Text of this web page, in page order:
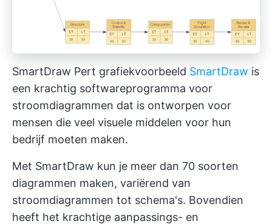
SmartDraw Pert grafiekvoorbeeld SmartDraw is
een krachtig softwareprogramma voor
stroomdiagrammen dat is ontworpen voor
mensen die veel visuele middelen voor hun
bedrijf moeten maken.
Met SmartDraw kun je meer dan 70 soorten
diagrammen maken, variërend van
stroomdiagrammen tot schema's. Bovendien
heeft het krachtige aanpassings- en